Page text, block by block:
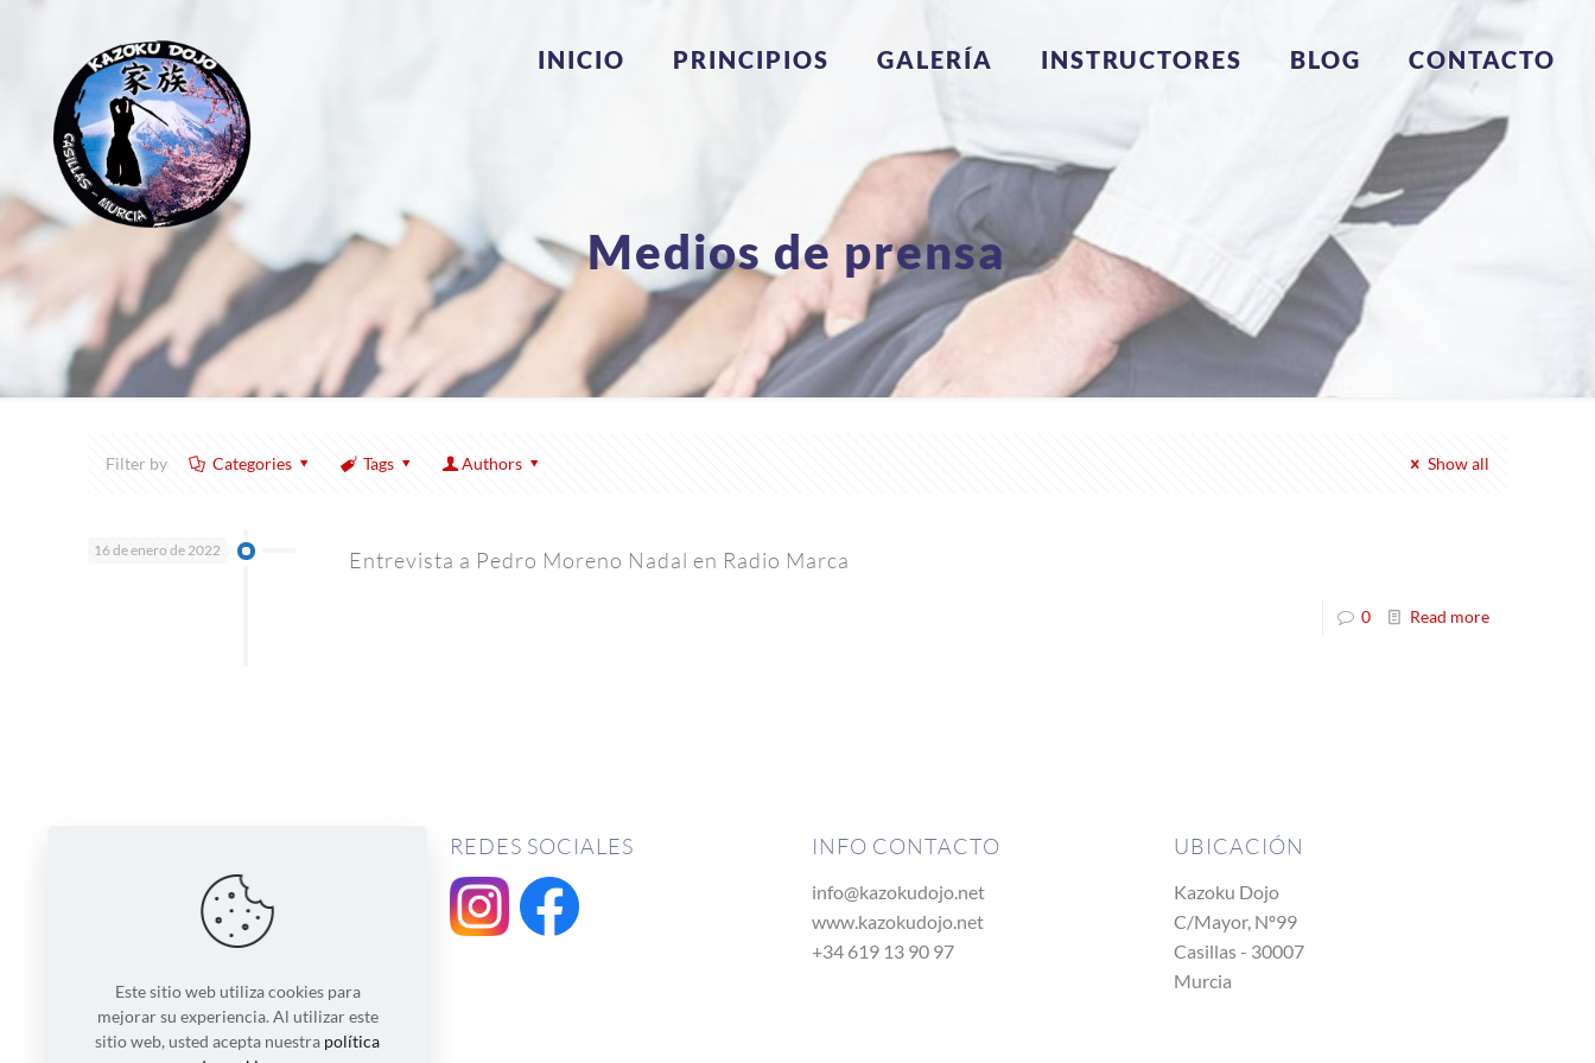
INICIO PRINCIPIOS GALERÍA INSTRUCTORES BLOG CONTACTO
Medios de prensa
Filter by Categories Tags Authors Show all
16 de enero de 2022 Entrevista a Pedro Moreno Nadal en Radio Marca
0 Read more
REDES SOCIALES INFO CONTACTO
info@kazokudojo.net
www.kazokudojo.net
+34 619 13 90 97
UBICACIÓN
Kazoku Dojo
C/Mayor, Nº99
Casillas - 30007
Murcia
Este sitio web utiliza cookies para
mejorar su experiencia. Al utilizar este
sitio web, usted acepta nuestra política